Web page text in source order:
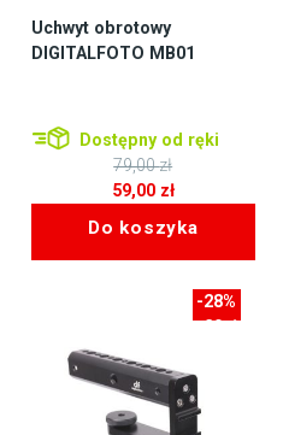
Uchwyt obrotowy
DIGITALFOTO MB01
Dostępny od ręki
79,00zł
wynosiła:
79,00 zł.
59,00 zł
wynosi:
Do koszyka
-28%
-20zł